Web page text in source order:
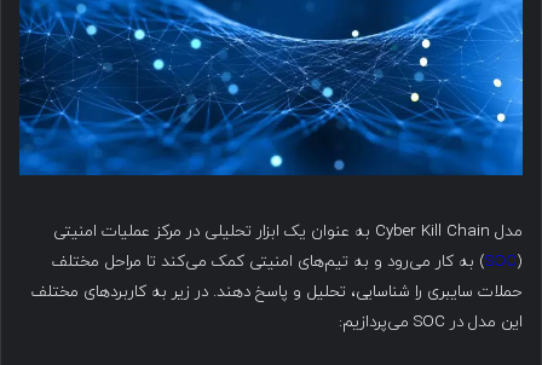
مدل Cyber Kill Chain به عنوان یک ابزار تحلیلی در مرکز عملیات امنیتی
(
SOC) به کار می‌رود و به تیم‌های امنیتی کمک می‌کند تا مراحل مختلف
حملات سایبری را شناسایی، تحلیل و پاسخ دهند. در زیر به کاربردهای مختلف
این مدل در SOC می‌پردازیم: